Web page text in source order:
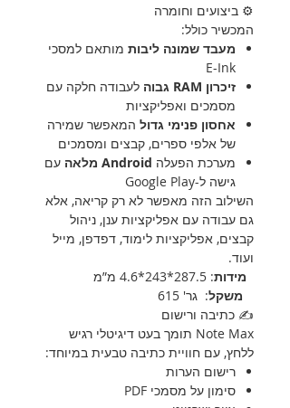
⚙️ ביצועים וחומרה
המכשיר כולל:
מעבד שמונה ליבות מותאם למסכי
E-Ink
זיכרון RAM גבוה
לעבודה חלקה עם
מסמכים ואפליקציות
אחסון פנימי גדול המאפשר שמירה
של אלפי ספרים, קבצים ומסמכים
מערכת הפעלה Android מלאה
עם
גישה ל-Google Play
השילוב הזה מאפשר לא רק קריאה, אלא
גם עבודה עם אפליקציות ענן, ניהול
קבצים, אפליקציות לימוד, דפדפן, מייל
ועוד.
מידות: 287.5*243*4.6 מ”מ
משקל: גר' 615
✍️ כתיבה ורישום
Note Max תומך בעט דיגיטלי רגיש
ללחץ, עם חוויית כתיבה טבעית במיוחד:
רישום הערות
סימון על מסמכי PDF